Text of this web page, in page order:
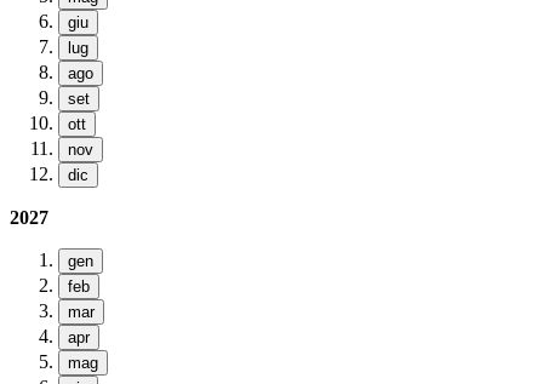
giu
lug
ago
set
ott
nov
dic
2027
gen
feb
mar
apr
mag